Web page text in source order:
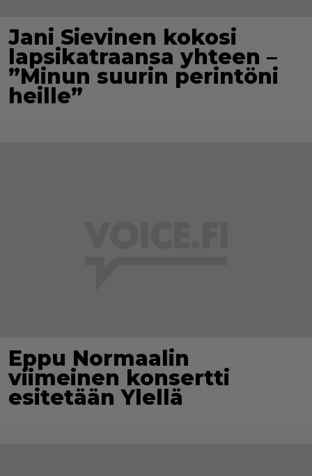
Jani Sievinen kokosi
lapsikatraansa yhteen –
”Minun suurin perintöni
heille”
Eppu Normaalin
viimeinen konsertti
esitetään Ylellä